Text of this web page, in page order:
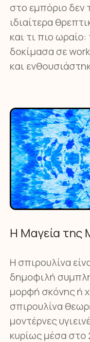
στο εμπόριο δεν
ιδιαίτερα
και τι πιο
δοκίμασα σε
και
Η Μαγεία της
Η σπιρουλίνα
δημοφιλή
μορφή σκόνης ή
σπιρουλίνα
μοντέρνες
κυρίως μέσα στο